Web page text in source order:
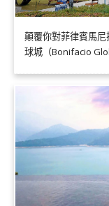
顛覆你對菲律賓馬
球城（Bonifacio